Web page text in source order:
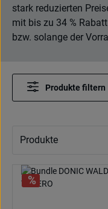
stark reduzierten
mit bis zu 34 %
bzw. solange der
Produkte filtern